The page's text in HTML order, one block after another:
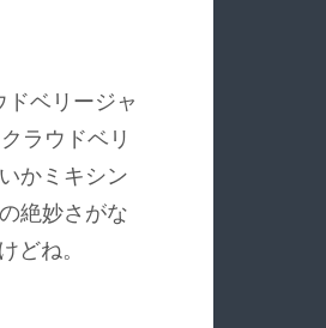
ベリージャ
ラウドベリ
かミキシン
絶妙さがな
どね。